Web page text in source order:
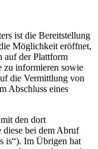
ist die Bereitstellung
Möglichkeit eröffnet,
auf der Plattform
zu informieren sowie
die Vermittlung von
Abschluss eines
den dort
diese bei dem Abruf
is“). Im Übrigen hat